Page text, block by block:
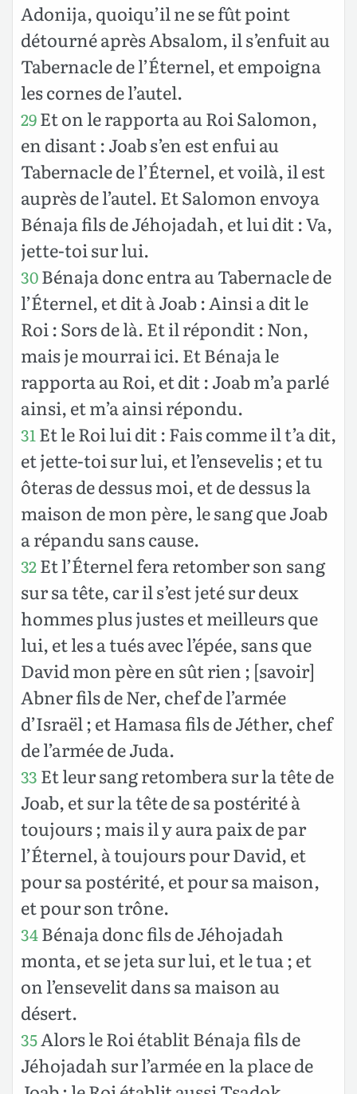
Adonija, quoiqu’il ne se fût point
détourné après Absalom, il s’enfuit au
Tabernacle de l’Éternel, et empoigna
les cornes de l’autel.
29Et on le rapporta au Roi Salomon,
en disant : Joab s’en est enfui au
Tabernacle de l’Éternel, et voilà, il est
auprès de l’autel. Et Salomon envoya
Bénaja fils de Jéhojadah, et lui dit : Va,
jette-toi sur lui.
30Bénaja donc entra au Tabernacle de
l’Éternel, et dit à Joab : Ainsi a dit le
Roi : Sors de là. Et il répondit : Non,
mais je mourrai ici. Et Bénaja le
rapporta au Roi, et dit : Joab m’a parlé
ainsi, et m’a ainsi répondu.
31Et le Roi lui dit : Fais comme il t’a dit,
et jette-toi sur lui, et l’ensevelis ; et tu
ôteras de dessus moi, et de dessus la
maison de mon père, le sang que Joab
a répandu sans cause.
32Et l’Éternel fera retomber son sang
sur sa tête, car il s’est jeté sur deux
hommes plus justes et meilleurs que
lui, et les a tués avec l’épée, sans que
David mon père en sût rien ; [savoir]
Abner fils de Ner, chef de l’armée
d’Israël ; et Hamasa fils de Jéther, chef
de l’armée de Juda.
33 Et leur sang retombera sur la tête de
Joab, et sur la tête de sa postérité à
toujours ; mais il y aura paix de par
l’Éternel, à toujours pour David, et
pour sa postérité, et pour sa maison,
et pour son trône.
34Bénaja donc fils de Jéhojadah
monta, et se jeta sur lui, et le tua ; et
on l’ensevelit dans sa maison au
désert.
35Alors le Roi établit Bénaja fils de
Jéhojadah sur l’armée en la place de